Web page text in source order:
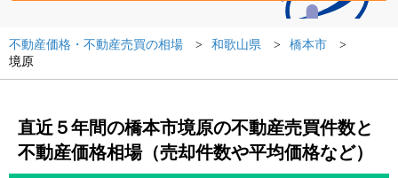
不動産価格・不動産売買の相場 和歌山県
橋本市
境原
直近５年間の橋本市境原の不動産売買件数と
不動産価格相場（売却件数や平均価格など）